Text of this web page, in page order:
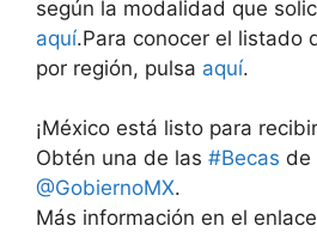
según la modalidad que
aquí.Para conocer el listado
por región, pulsa aquí.
¡México está listo para
Obtén una de las #Becas de
@GobiernoMX.
Más información en el enlace